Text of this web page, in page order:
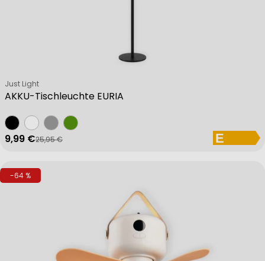
AKKU-Tischleuchte EURIA
Verkäufer:
Just Light
Verkaufspreis
9,99 €
Regulärer Preis
25,95 €
-64 %